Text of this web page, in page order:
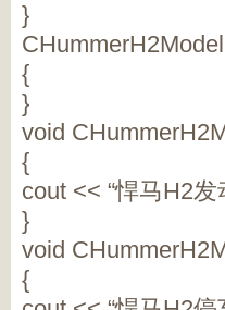
}
{
}
void
{
cout << “悍马H2
}
void
{